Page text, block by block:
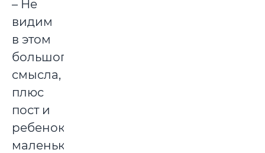
– Не
видим
в этом
большого
смысла,
плюс
пост и
ребенок
маленький,